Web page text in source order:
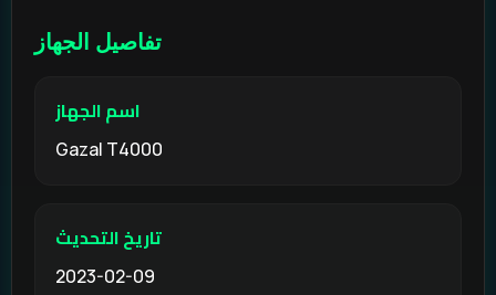
تفاصيل الجهاز
اسم الجهاز
Gazal T4000
تاريخ التحديث
2023-02-09